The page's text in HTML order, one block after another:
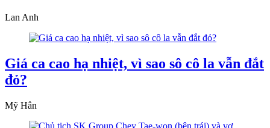
Lan Anh
Giá ca cao hạ nhiệt, vì sao sô cô la vẫn đắt
đỏ?
Mỹ Hân